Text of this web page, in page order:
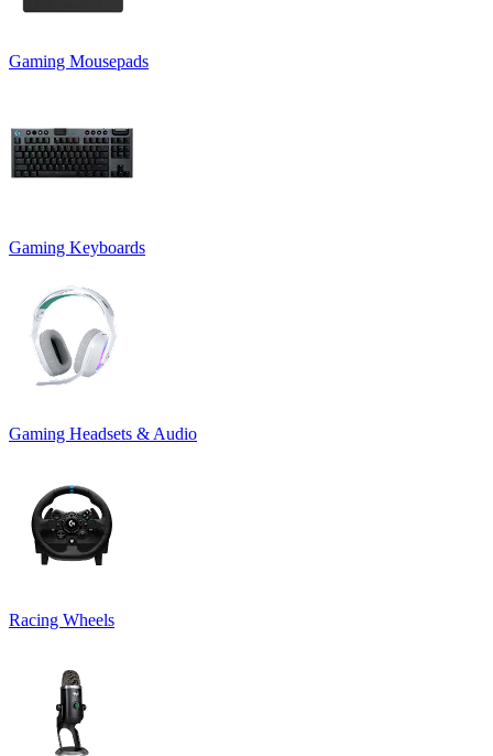
Gaming Mousepads
Gaming Keyboards
Gaming Headsets & Audio
Racing Wheels